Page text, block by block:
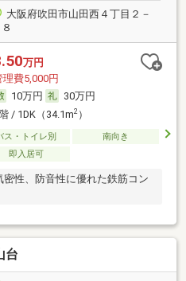
大阪府吹田市山田西４丁目２－
万円
理費5,000円
10万円
30万円
/ 1DK（34.1m2）
ス・トイレ別
南向き
即入居可
性、防音性に優れた鉄筋コン
台